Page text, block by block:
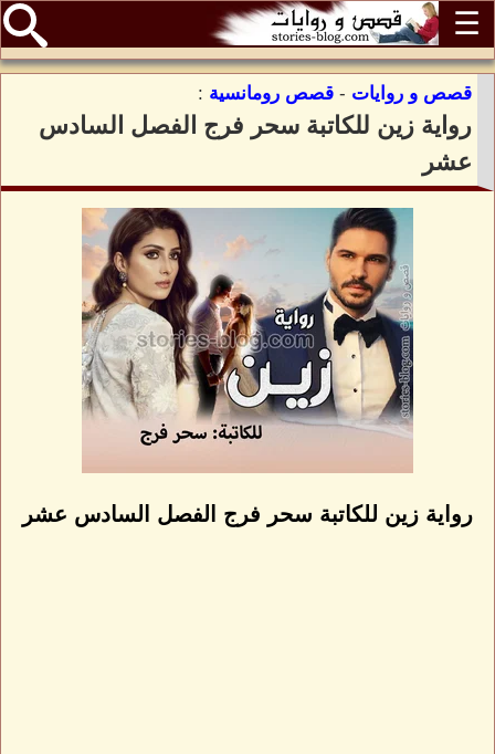
☰
قصص و روايات - قصص رومانسية :
رواية زين للكاتبة سحر فرج الفصل السادس
عشر
رواية زين للكاتبة سحر فرج الفصل السادس عشر